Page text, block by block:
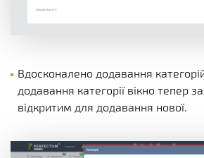
Вдосконалено додавання
додавання категорії вікно тепер
відкритим для додавання нової.